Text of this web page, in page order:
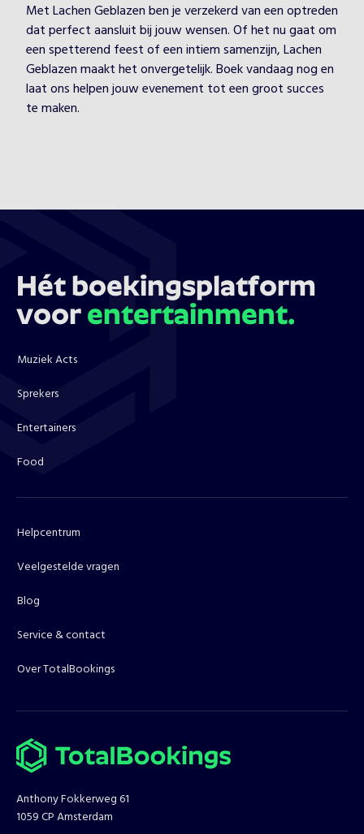
Met Lachen Geblazen ben je verzekerd van een optreden
dat perfect aansluit bij jouw wensen. Of het nu gaat om
een spetterend feest of een intiem samenzijn, Lachen
Geblazen maakt het onvergetelijk. Boek vandaag nog en
laat ons helpen jouw evenement tot een groot succes
te maken.
Hét boekingsplatform
voor entertainment.
Muziek Acts
Sprekers
Entertainers
Food
Helpcentrum
Veelgestelde vragen
Blog
Service & contact
Over TotalBookings
Anthony Fokkerweg 61
1059 CP Amsterdam